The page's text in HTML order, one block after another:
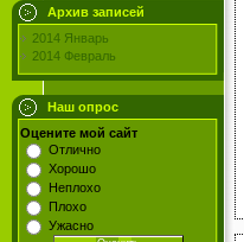
Архив записей
2014 Январь
2014 Февраль
Наш опрос
Оцените мой сайт
Отлично
Хорошо
Неплохо
Плохо
Ужасно